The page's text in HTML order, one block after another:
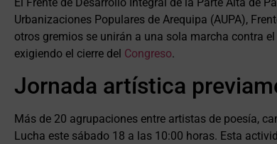
Urbanizaciones Populares de Arequipa (AUPA),
otros gremios se unirán a una sola marcha contra
exigiendo el cierre del Congreso.
Jornada artística
Más de 20 agrupaciones entre artistas de poesía,
Lucha este sábado 18 a las 10:00 horas. Esta